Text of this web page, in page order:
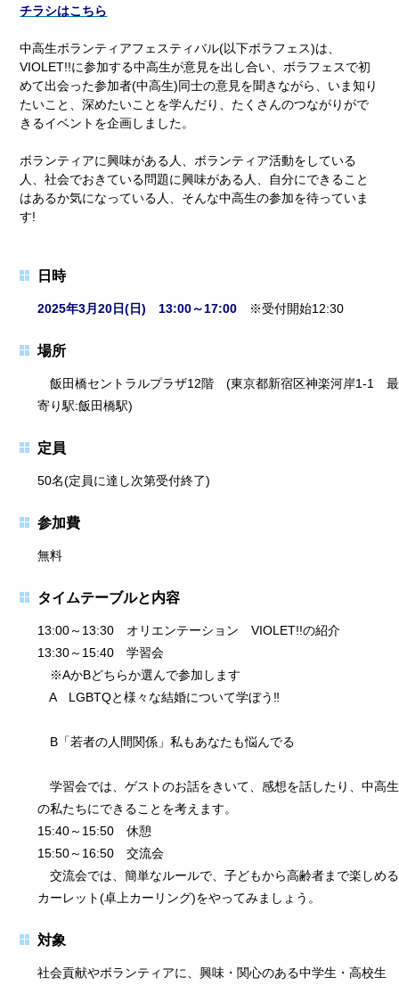
チラシはこちら
中高生ボランティアフェスティバル(以下ボラフェス)は、
VIOLET!!に参加する中高生が意見を出し合い、ボラフェスで初
めて出会った参加者(中高生)同士の意見を聞きながら、いま知り
たいこと、深めたいことを学んだり、たくさんのつながりがで
きるイベントを企画しました。
ボランティアに興味がある人、ボランティア活動をしている
人、社会でおきている問題に興味がある人、自分にできること
はあるか気になっている人、そんな中高生の参加を待っていま
す!
日時
2025年3月20日(日) 13:00～17:00 ※受付開始12:30
場所
飯田橋セントラルプラザ12階 (東京都新宿区神楽河岸1-1 最
寄り駅:飯田橋駅)
定員
50名(定員に達し次第受付終了)
参加費
無料
タイムテーブルと内容
13:00～13:30 オリエンテーション VIOLET!!の紹介
13:30～15:40 学習会
※AかBどちらか選んで参加します
A LGBTQと様々な結婚について学ぼう‼
B「若者の人間関係」私もあなたも悩んでる
学習会では、ゲストのお話をきいて、感想を話したり、中高生
の私たちにできることを考えます。
15:40～15:50 休憩
15:50～16:50 交流会
交流会では、簡単なルールで、子どもから高齢者まで楽しめる
カーレット(卓上カーリング)をやってみましょう。
対象
社会貢献やボランティアに、興味・関心のある中学生・高校生